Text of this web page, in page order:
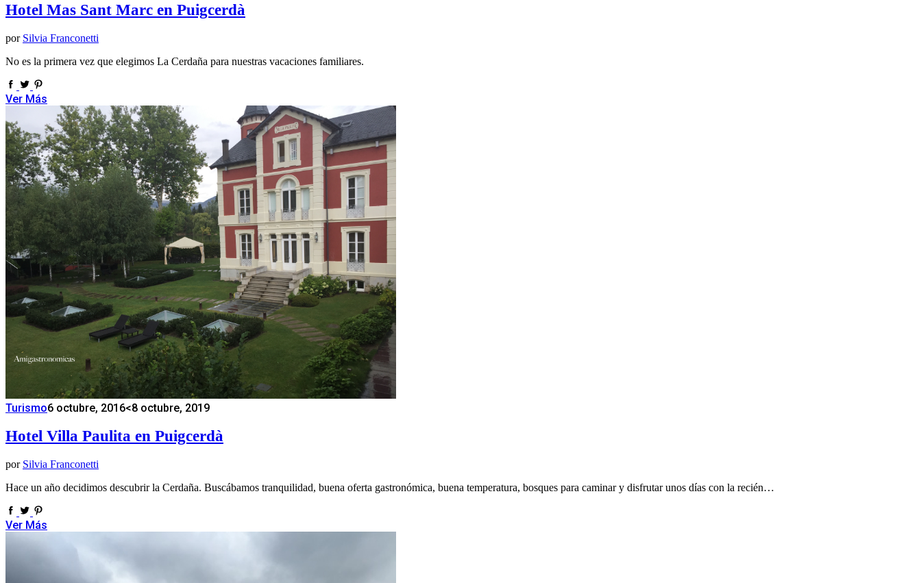
Hotel Mas Sant Marc en Puigcerdà
por Silvia Franconetti
No es la primera vez que elegimos La Cerdaña para nuestras vacaciones familiares.
Ver Más
Turismo6 octubre, 2016<8 octubre, 2019
Hotel Villa Paulita en Puigcerdà
por Silvia Franconetti
Hace un año decidimos descubrir la Cerdaña. Buscábamos tranquilidad, buena oferta gastronómica, buena temperatura, bosques para caminar y disfrutar unos días con la recién…
Ver Más